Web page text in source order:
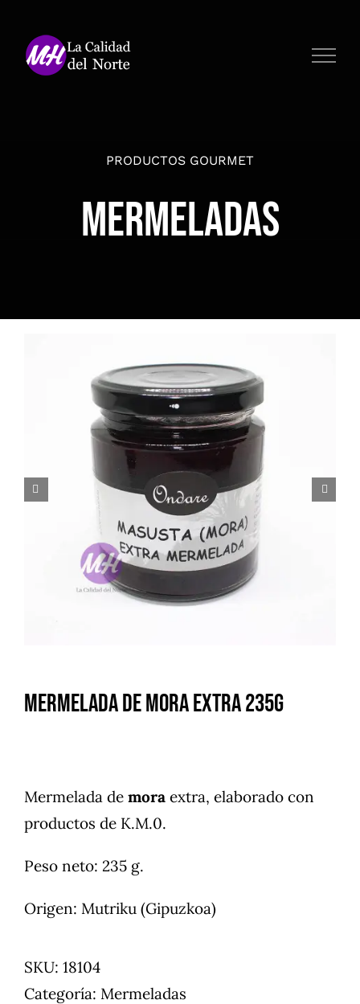
contenido
PRODUCTOS GOURMET
Mermeladas
Mermelada de Mora extra 235g
Mermelada de mora extra, elaborado con
productos de K.M.0.
Peso neto: 235 g.
Origen: Mutriku (Gipuzkoa)
SKU: 18104
Categoría: Mermeladas